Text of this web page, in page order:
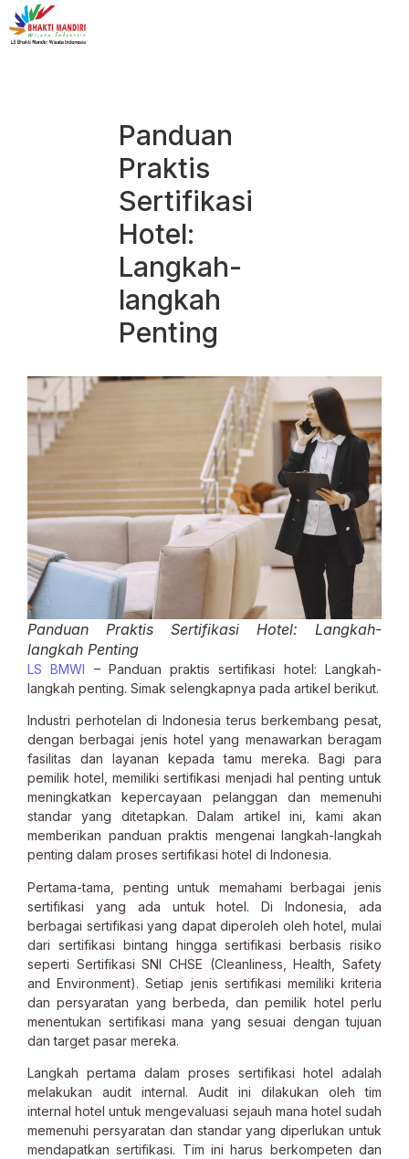
Panduan
Praktis
Sertifikasi
Hotel:
Langkah-
langkah
Penting
Panduan Praktis Sertifikasi Hotel: Langkah-
langkah Penting
LS BMWI – Panduan praktis sertifikasi hotel: Langkah-
langkah penting. Simak selengkapnya pada artikel berikut.
Industri perhotelan di Indonesia terus berkembang pesat,
dengan berbagai jenis hotel yang menawarkan beragam
fasilitas dan layanan kepada tamu mereka. Bagi para
pemilik hotel, memiliki sertifikasi menjadi hal penting untuk
meningkatkan kepercayaan pelanggan dan memenuhi
standar yang ditetapkan. Dalam artikel ini, kami akan
memberikan panduan praktis mengenai langkah-langkah
penting dalam proses sertifikasi hotel di Indonesia.
Pertama-tama, penting untuk memahami berbagai jenis
sertifikasi yang ada untuk hotel. Di Indonesia, ada
berbagai sertifikasi yang dapat diperoleh oleh hotel, mulai
dari sertifikasi bintang hingga sertifikasi berbasis risiko
seperti Sertifikasi SNI CHSE (Cleanliness, Health, Safety
and Environment). Setiap jenis sertifikasi memiliki kriteria
dan persyaratan yang berbeda, dan pemilik hotel perlu
menentukan sertifikasi mana yang sesuai dengan tujuan
dan target pasar mereka.
Langkah pertama dalam proses sertifikasi hotel adalah
melakukan audit internal. Audit ini dilakukan oleh tim
internal hotel untuk mengevaluasi sejauh mana hotel sudah
memenuhi persyaratan dan standar yang diperlukan untuk
mendapatkan sertifikasi. Tim ini harus berkompeten dan